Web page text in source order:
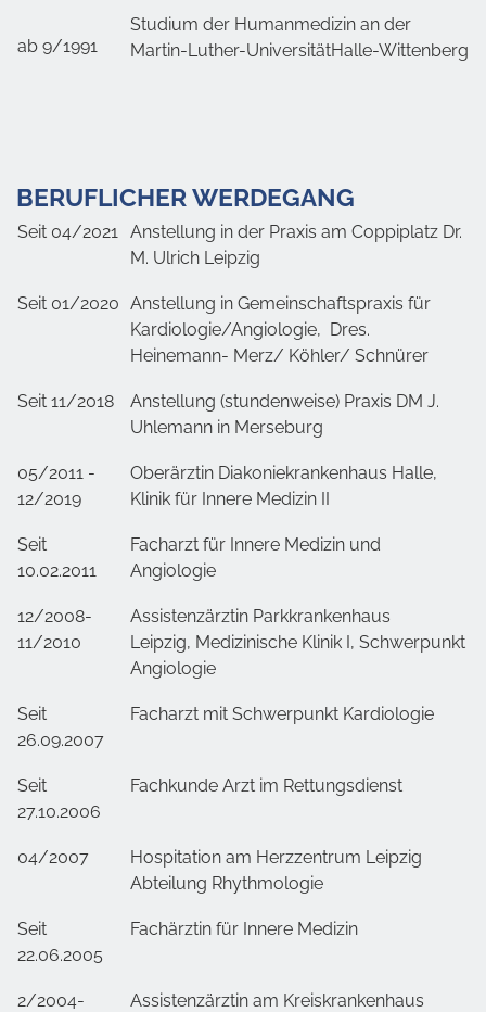
ab 9/1991
Studium der Humanmedizin an der
Martin-Luther-UniversitätHalle-Wittenberg
BERUFLICHER WERDEGANG
Seit 04/2021 Anstellung in der Praxis am Coppiplatz Dr.
M. Ulrich Leipzig
Seit 01/2020 Anstellung in Gemeinschaftspraxis für
Kardiologie/Angiologie, Dres.
Heinemann- Merz/ Köhler/ Schnürer
Seit 11/2018
Anstellung (stundenweise) Praxis DM J.
Uhlemann in Merseburg
05/2011 -
12/2019
Oberärztin Diakoniekrankenhaus Halle,
Klinik für Innere Medizin II
Seit
10.02.2011
Facharzt für Innere Medizin und
Angiologie
12/2008-
11/2010
Assistenzärztin Parkkrankenhaus
Leipzig, Medizinische Klinik I, Schwerpunkt
Angiologie
Seit
26.09.2007
Facharzt mit Schwerpunkt Kardiologie
Seit
27.10.2006
Fachkunde Arzt im Rettungsdienst
04/2007
Hospitation am Herzzentrum Leipzig
Abteilung Rhythmologie
Seit
22.06.2005
Fachärztin für Innere Medizin
2/2004-
Assistenzärztin am Kreiskrankenhaus